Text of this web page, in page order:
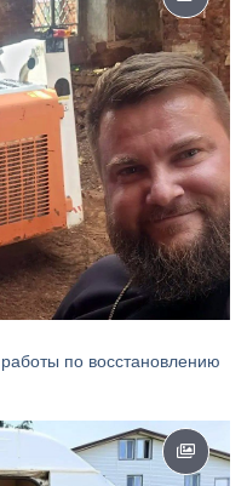
по восстановлению